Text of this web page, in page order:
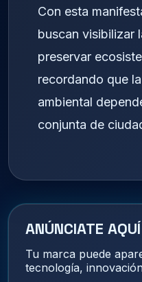
Con esta
buscan visibilizar
preservar
recordando que
ambiental
conjunta de
ANÚNCIATE AQUÍ
Tu marca puede
tecnología,